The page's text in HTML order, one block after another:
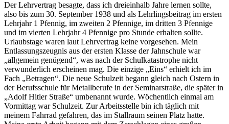
Der Lehrvertrag besagte, dass ich dreieinhalb Jahre lernen sollte,
also bis zum 30. September 1938 und als Lehrlingsbeitrag im ersten
Lehrjahr 1 Pfennig, im zweiten 2 Pfennige, im dritten 3 Pfennige
und im vierten Lehrjahr 4 Pfennige pro Stunde erhalten sollte.
Urlaubstage waren laut Lehrvertrag keine vorgesehen. Mein
Entlassungszeugnis aus der ersten Klasse der Jahnschule war
allgemein genügend , was nach der Schulkatastrophe nicht
verwunderlich erscheinen mag. Die einzige
Eins
erhielt ich im
Fach
Betragen . Die neue Schulzeit begann gleich nach Ostern in
der Berufsschule für Metallberufe in der Seminarstraße, die später in
Adolf Hitler Straße
umbenannt wurde. Wöchentlich einmal am
Vormittag war Schulzeit. Zur Arbeitsstelle bin ich täglich mit
meinem Fahrrad gefahren, das im Stallraum seinen Platz hatte.